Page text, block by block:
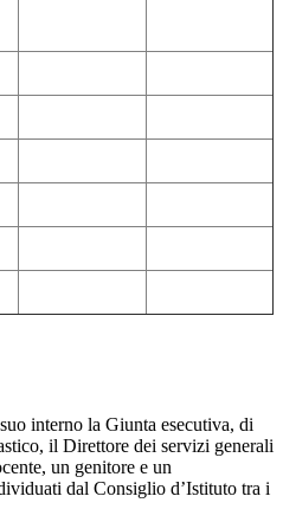
interno la Giunta esecutiva, di
il Direttore dei servizi generali
un genitore e un
dal Consiglio d’Istituto tra i